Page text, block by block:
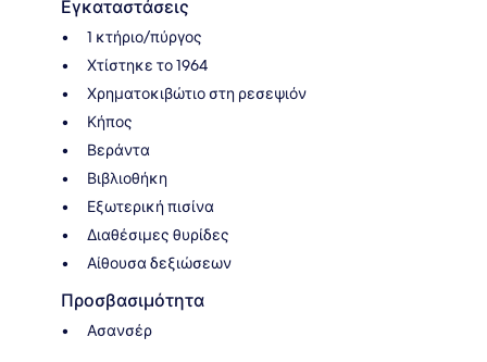
Εγκαταστάσεις
1 κτήριο/πύργος
Χτίστηκε το 1964
Χρηματοκιβώτιο στη ρεσεψιόν
Κήπος
Βεράντα
Βιβλιοθήκη
Εξωτερική πισίνα
Διαθέσιμες θυρίδες
Αίθουσα δεξιώσεων
Προσβασιμότητα
Ασανσέρ